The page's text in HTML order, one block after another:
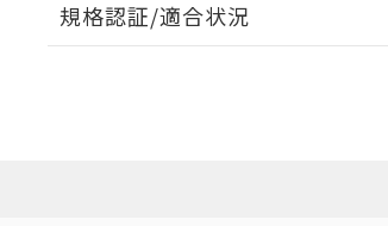
EU RoHS 注意事項・凡例
規格認証/適合状況